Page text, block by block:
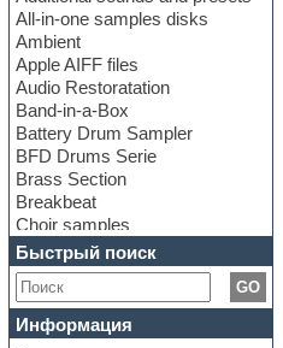
All-in-one samples disks
Ambient
Apple AIFF files
Audio Restoratation
Band-in-a-Box
Battery Drum Sampler
BFD Drums Serie
Brass Section
Breakbeat
Choir samples
Chris Hein Samples
Cinematic samples
Club bass
Club leads
Club sounds
Быстрый поиск
GO
Информация